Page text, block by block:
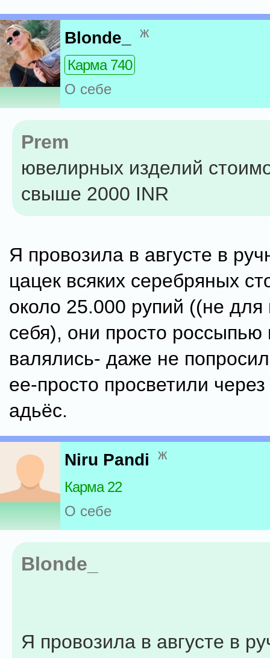
Blonde_ ж
Карма 740
О себе
Prem
ювелирных изделий
свыше 2000 INR
Я провозила в августе в
цацек всяких серебряных
около 25.000 рупий ((не
себя), они просто россыпью
валялись- даже не
ее-просто просветили
адьёс.
Niru Pandi ж
Карма 22
О себе
Blonde_
Я провозила в августе в